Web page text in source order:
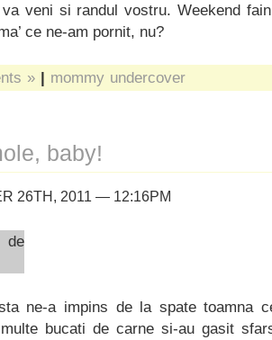
veni si randul vostru. Weekend
ce ne-am pornit, nu?
» | mommy undercover
baby!
26TH, 2011 — 12:16PM
ne-a impins de la spate toamna
bucati de carne si-au gasit